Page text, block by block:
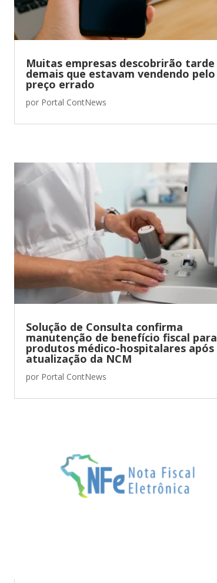
Muitas empresas descobrirão tarde
demais que estavam vendendo pelo
preço errado
por Portal ContNews
Solução de Consulta confirma
manutenção de benefício fiscal para
produtos médico-hospitalares após
atualização da NCM
por Portal ContNews